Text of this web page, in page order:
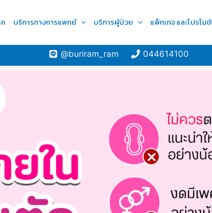
บริการทางการแพทย์ บริการผู้ป่วย แพ็กเกจ และโปรโม
@buriram_ram 044614100